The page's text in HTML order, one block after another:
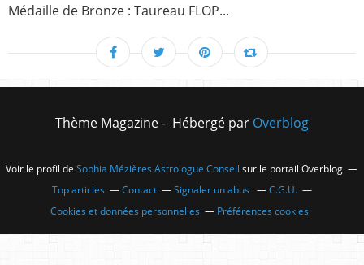
Médaille de Bronze : Taureau FLOP...
Thème Magazine - Hébergé par Overblog
Voir le profil deSophia Mézières Astrologue Conseil sur le portail Overblog
Top articles
Contact Signaler un abus
C.G.U.
Cookies et données personnelles
Préférences cookies